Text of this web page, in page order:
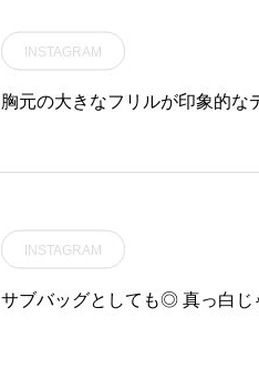
INSTAGRAM
胸元の大きなフリルが印象的な
INSTAGRAM
サブバッグとしても◎ 真っ白じ